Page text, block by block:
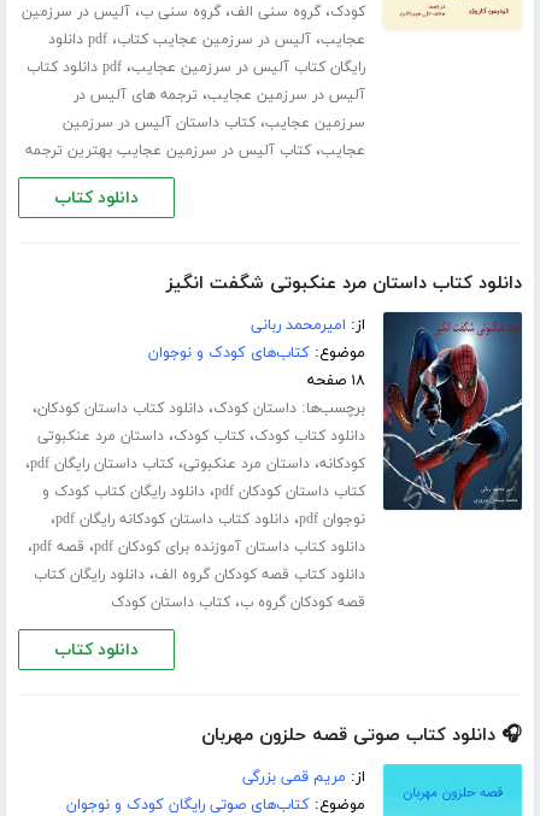
کودک،گروه سنی الف،گروه سنی ب،آلیس در سرزمین
عجایب،آلیس در سرزمین عجایب کتاب،
pdf دانلود
رایگان کتاب آلیس در سرزمین عجایب،
pdf دانلود کتاب
آلیس در سرزمین عجایب، ترجمه های آلیس در
سرزمین عجایب،کتاب داستان آلیس در سرزمین
عجایب،کتاب آلیس در سرزمین عجایب بهترین ترجمه
دانلود کتاب
دانلود کتاب داستان مرد عنکبوتی شگفت انگیز
از: امیرمحمد ربانی
موضوع:کتاب‌های کودک و نوجوان
۱۸ صفحه
برچسب‌ها:داستان کودک،دانلود کتاب داستان کودکان،
دانلود کتاب کودک،کتاب کودک،داستان مرد عنکبوتی
کودکانه،داستان مرد عنکبوتی،کتاب داستان رایگان pdf ،
کتاب داستان کودکان pdf ،دانلود رایگان کتاب کودک و
نوجوان pdf
،دانلود کتاب داستان کودکانه رایگان pdf ،
دانلود کتاب داستان آموزنده برای کودکان pdf ، قصه pdf ،
دانلود کتاب قصه کودکان گروه الف،دانلود رایگان کتاب
قصه کودکان گروه ب،کتاب داستان کودک
دانلود کتاب
🎧 دانلود کتاب صوتی قصه حلزون مهربان
از: مریم قمی بزرگی
موضوع:کتاب‌های صوتی رایگان کودک و نوجوان